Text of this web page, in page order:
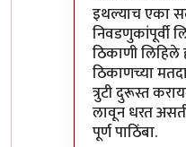
इथल्याच एका
निवडणुकांपूर्वी
ठिकाणी लिहिले
ठिकाणच्या
त्रुटी दुरूस्त
लावून धरत
पूर्ण पाठिंबा.